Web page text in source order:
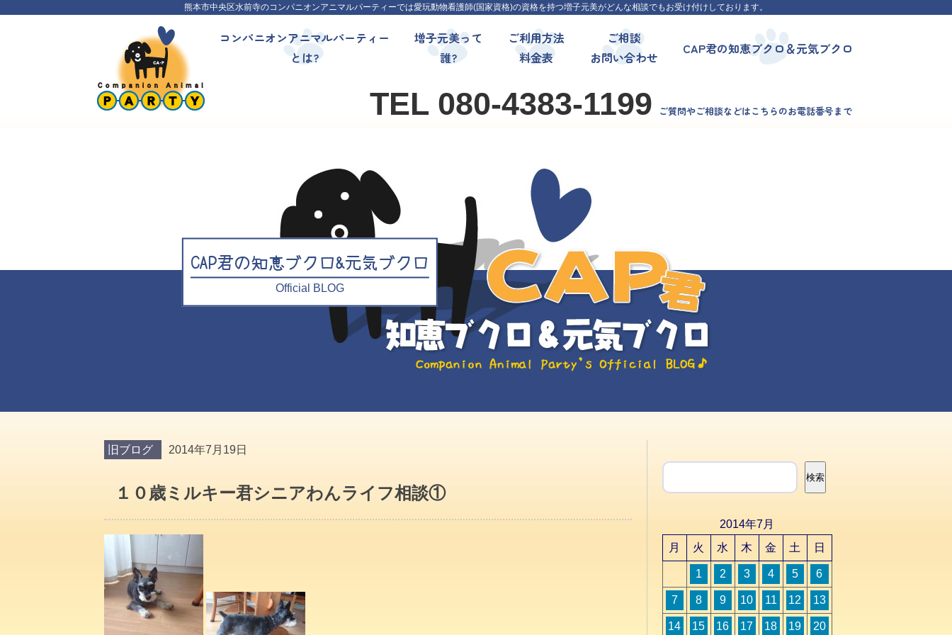
熊本市中央区水前寺のコンパニオンアニマルパーティーでは愛玩動物看護師(国家資格)の資格を持つ増子元美がどんな相談でもお受け付けしております。
コンパニオンアニマルパーティー
とは?
増子元美って
誰?
ご利用方法
料金表
ご相談
お問い合わせ
CAP君の知恵ブクロ＆元気ブクロ
TEL 080-4383-1199 ご質問やご相談などはこちらのお電話番号まで
CAP君の知恵ブクロ&元気ブクロ
Official BLOG
旧ブログ 2014年7月19日
１０歳ミルキー君シニアわんライフ相談①
検索
検索
2014年7月
月
火 水 木 金 土 日
1 2 3 4 5 6
7 8 9 10 11 12 13
14 15 16 17 18 19 20